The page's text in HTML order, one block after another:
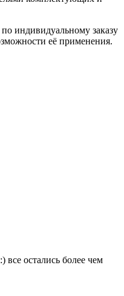
индивидуальному заказу
её применения.
остались более чем